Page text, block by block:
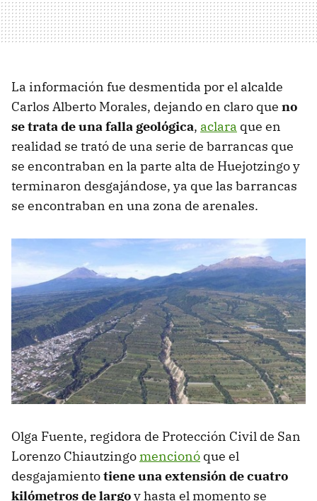
La información fue desmentida por el alcalde
Carlos Alberto Morales, dejando en claro que no
se trata de una falla geológica, aclara que en
realidad se trató de una serie de barrancas que
se encontraban en la parte alta de Huejotzingo y
terminaron desgajándose, ya que las barrancas
se encontraban en una zona de arenales.
Olga Fuente, regidora de Protección Civil de San
Lorenzo Chiautzingomencionó que el
desgajamientotiene una extensión de cuatro
kilómetros de largoy hasta el momento se